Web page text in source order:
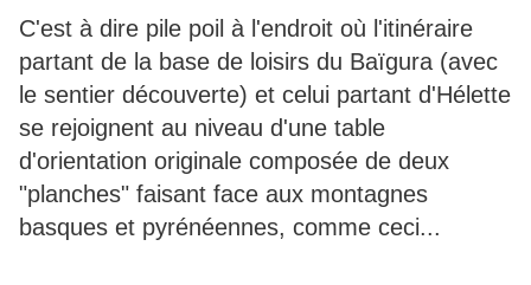
C'est à dire pile poil à l'endroit où l'itinéraire
partant de la base de loisirs du Baïgura (avec
le sentier découverte) et celui partant d'Hélette
se rejoignent au niveau d'une table
d'orientation originale composée de deux
"planches" faisant face aux montagnes
basques et pyrénéennes, comme ceci...